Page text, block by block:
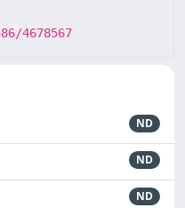
4678567
ND
ND
ND